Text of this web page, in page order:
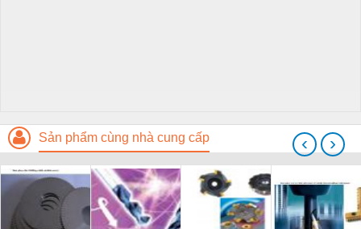
Sản phẩm cùng nhà cung cấp ‹ ›